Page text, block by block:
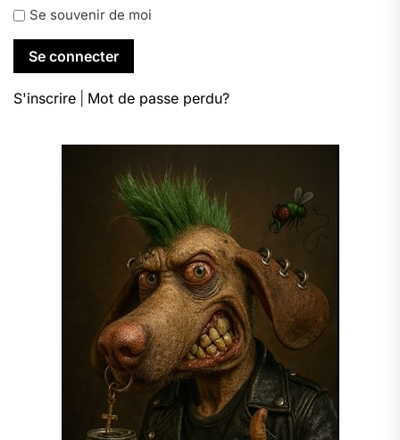
Se souvenir de moi
S'inscrire Mot de passe perdu?